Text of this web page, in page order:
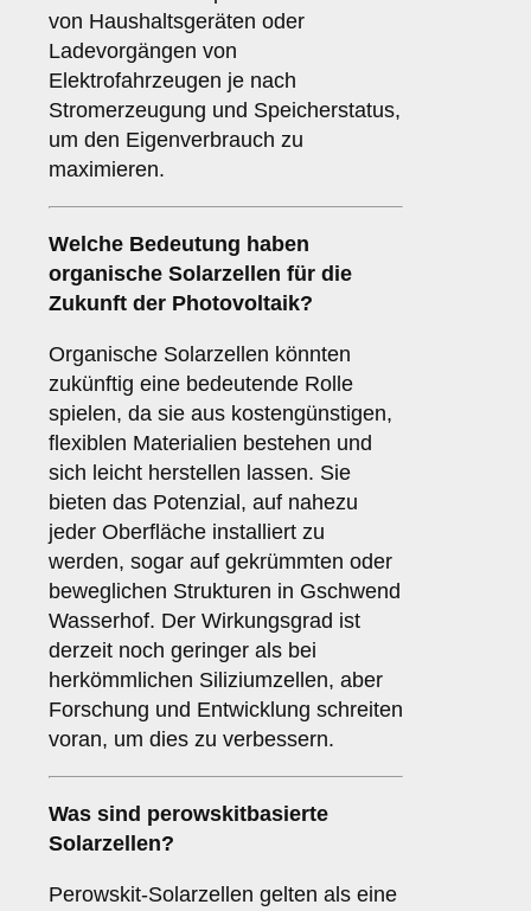
von Haushaltsgeräten oder
Ladevorgängen von
Elektrofahrzeugen je nach
Stromerzeugung und Speicherstatus,
um den Eigenverbrauch zu
maximieren.
Welche Bedeutung haben
organische Solarzellen für die
Zukunft der Photovoltaik?
Organische Solarzellen könnten
zukünftig eine bedeutende Rolle
spielen, da sie aus kostengünstigen,
flexiblen Materialien bestehen und
sich leicht herstellen lassen. Sie
bieten das Potenzial, auf nahezu
jeder Oberfläche installiert zu
werden, sogar auf gekrümmten oder
beweglichen Strukturen in Gschwend
Wasserhof. Der Wirkungsgrad ist
derzeit noch geringer als bei
herkömmlichen Siliziumzellen, aber
Forschung und Entwicklung schreiten
voran, um dies zu verbessern.
Was sind perowskitbasierte
Solarzellen?
Perowskit-Solarzellen gelten als eine